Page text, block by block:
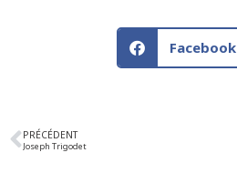
Facebook
PRÉCÉDENT
Joseph Trigodet